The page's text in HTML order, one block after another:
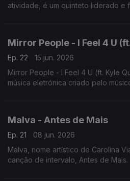
atividade, é um quinteto liderado e
Mirror People - I Feel 4 U
Ep. 22
15 jun. 2026
Mirror People - I Feel 4 U (ft. Kyle
música eletrónica criado pelo
Malva - Antes de Mais
Ep. 21
08 jun. 2026
Malva, nome artístico de Carolina
canção de intervalo, Antes de Mais.